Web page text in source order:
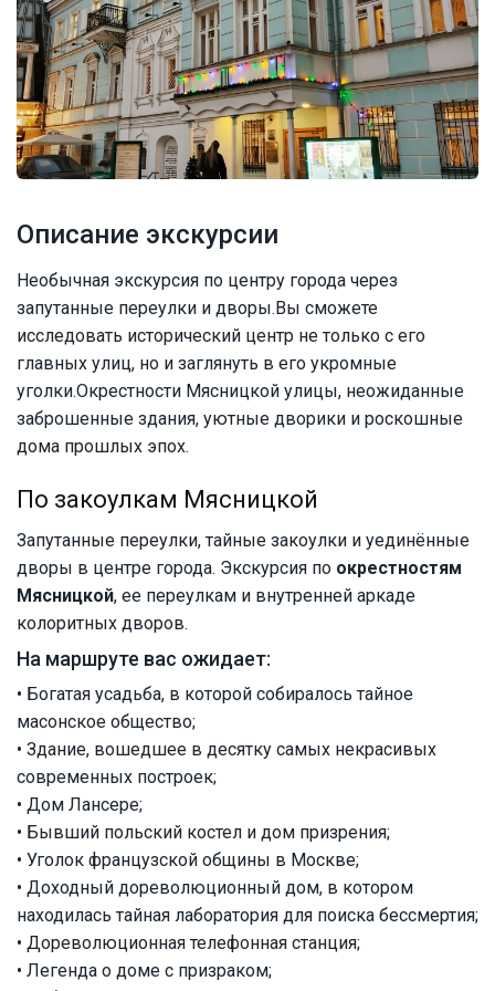
Описание экскурсии
Необычная экскурсия по центру города через
запутанные переулки и дворы.Вы сможете
исследовать исторический центр не только с его
главных улиц, но и заглянуть в его укромные
уголки.Окрестности Мясницкой улицы, неожиданные
заброшенные здания, уютные дворики и роскошные
дома прошлых эпох.
По закоулкам Мясницкой
Запутанные переулки, тайные закоулки и уединённые
дворы в центре города. Экскурсия по окрестностям
Мясницкой, ее переулкам и внутренней аркаде
колоритных дворов.
На маршруте вас ожидает:
• Богатая усадьба, в которой собиралось тайное
масонское общество;
• Здание, вошедшее в десятку самых некрасивых
современных построек;
• Дом Лансере;
• Бывший польский костел и дом призрения;
• Уголок французской общины в Москве;
• Доходный дореволюционный дом, в котором
находилась тайная лаборатория для поиска бессмертия;
• Дореволюционная телефонная станция;
• Легенда о доме с призраком;